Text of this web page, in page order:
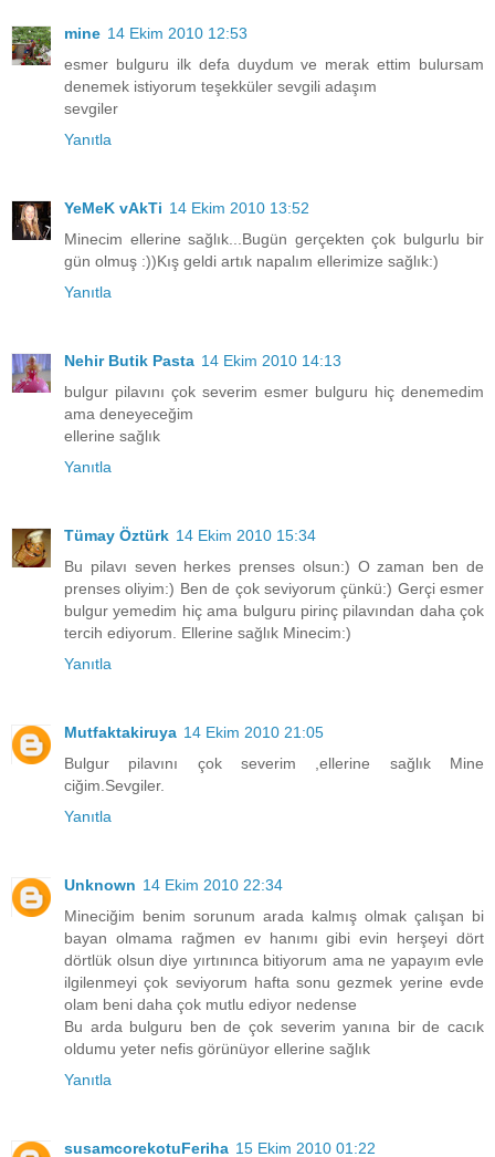
mine 14 Ekim 2010 12:53
esmer bulguru ilk defa duydum ve merak ettim bulursam
denemek istiyorum teşekküler sevgili adaşım
sevgiler
Yanıtla
YeMeK vAkTi 14 Ekim 2010 13:52
Minecim ellerine sağlık...Bugün gerçekten çok bulgurlu bir
gün olmuş :))Kış geldi artık napalım ellerimize sağlık:)
Yanıtla
Nehir Butik Pasta 14 Ekim 2010 14:13
bulgur pilavını çok severim esmer bulguru hiç denemedim
ama deneyeceğim
ellerine sağlık
Yanıtla
Tümay Öztürk 14 Ekim 2010 15:34
Bu pilavı seven herkes prenses olsun:) O zaman ben de
prenses oliyim:) Ben de çok seviyorum çünkü:) Gerçi esmer
bulgur yemedim hiç ama bulguru pirinç pilavından daha çok
tercih ediyorum. Ellerine sağlık Minecim:)
Yanıtla
Mutfaktakiruya 14 Ekim 2010 21:05
Bulgur pilavını çok severim ,ellerine sağlık Mine
ciğim.Sevgiler.
Yanıtla
Unknown 14 Ekim 2010 22:34
Mineciğim benim sorunum arada kalmış olmak çalışan bi
bayan olmama rağmen ev hanımı gibi evin herşeyi dört
dörtlük olsun diye yırtınınca bitiyorum ama ne yapayım evle
ilgilenmeyi çok seviyorum hafta sonu gezmek yerine evde
olam beni daha çok mutlu ediyor nedense
Bu arda bulguru ben de çok severim yanına bir de cacık
oldumu yeter nefis görünüyor ellerine sağlık
Yanıtla
susamcorekotuFeriha 15 Ekim 2010 01:22